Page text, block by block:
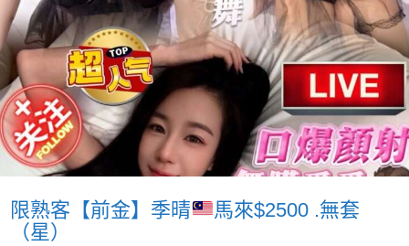
限熟客【前金】季晴
馬來$2500 .無套
（星）